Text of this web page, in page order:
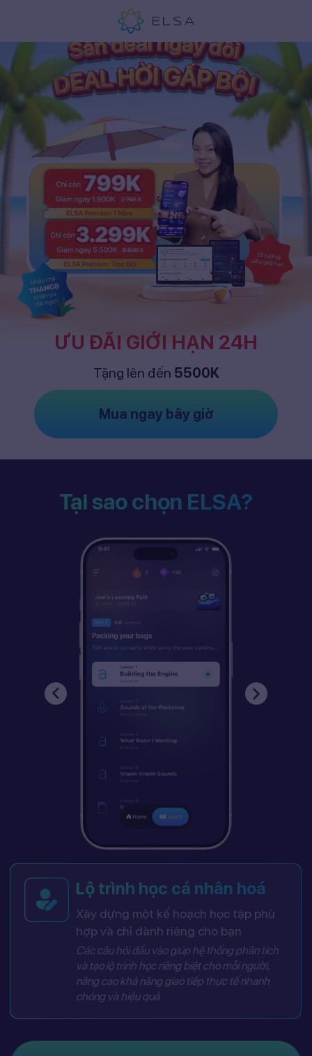
ƯU ĐÃI GIỚI HẠN 24H
Tặng lên đến 5500K
Mua ngay bây giờ
Tại sao chọn ELSA?
Lộ trình học cá nhân hoá
Xây dựng một kế hoạch học tập phù
hợp và chỉ dành riêng cho bạn
Các câu hỏi đầu vào giúp hệ thống phân tích
và tạo lộ trình học riêng biệt cho mỗi người,
nâng cao khả năng giao tiếp thực tế nhanh
chóng và hiệu quả